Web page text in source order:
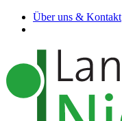
Über uns & Kontakt